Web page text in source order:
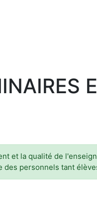
et la qualité de
personnels tant